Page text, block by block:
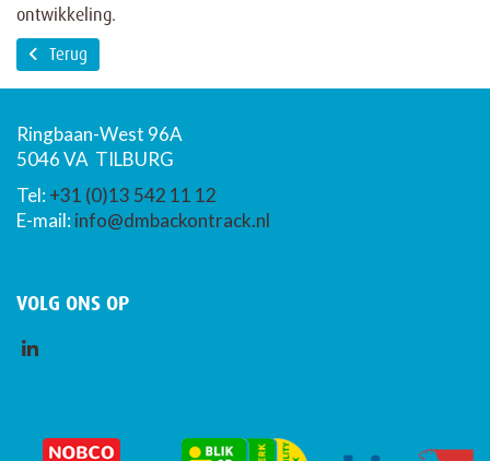
ontwikkeling.
Terug
Ringbaan-West 96A
5046 VA TILBURG
Tel:+31 (0)13 542 11 12
E-mail:info@dmbackontrack.nl
VOLG ONS OP